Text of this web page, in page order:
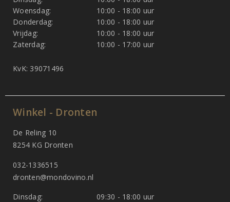
Woensdag:
10:00 - 18:00 uur
Donderdag:
10:00 - 18:00 uur
Vrijdag:
10:00 - 18:00 uur
Zaterdag:
10:00 - 17:00 uur
KvK: 39071496
Winkel - Dronten
De Reling 10
8254 KG Dronten
032-1336515
dronten@mondovino.nl
Dinsdag:
09:30 - 18:00 uur